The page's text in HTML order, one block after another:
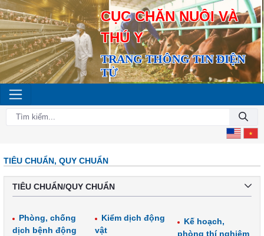
CỤC CHĂN NUÔI VÀ
THÚ Y
TRANG THÔNG TIN ĐIỆN
TỬ
TIÊU CHUẨN, QUY CHUẨN
TIÊU CHUẨN/QUY CHUẨN
Phòng, chống
dịch bệnh động
Kiểm dịch động
vật
Kế hoạch,
phòng thí nghiệm